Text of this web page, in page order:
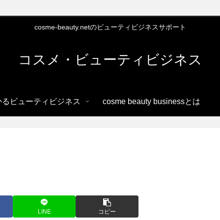
cosme-beauty.netのビューティビジネスサポート
コスメ・ビューティビジネス
ビューティビジネス cosme beauty businessとは
LINE コピー